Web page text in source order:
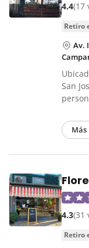
4.4(17
retiro
Av.
San
4.3(31
retiro